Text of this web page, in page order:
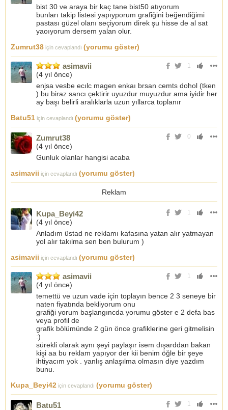
bist 30 ve araya bir kaç tane bist50 atıyorum
bunları takip listesi yapıyporum grafiğini beğendiğimi
pastası güzel olanı seçiyorum direk şu hisse de al sat
yaoıyorum dersem yalan olur.
Zumrut38 için cevaplandı (yorumu göster)
1
asimavii
(4 yıl önce)
enjsa vesbe ecılc magen enkaı brsan cemts dohol (tken
) bu biraz sancı çektirir uyuzdur muyuzdur ama iyidir her
ay başı belirli aralıklarla uzun yıllarca toplanır
Batu51 için cevaplandı (yorumu göster)
0
Zumrut38
(4 yıl önce)
Gunluk olanlar hangisi acaba
asimavii için cevaplandı (yorumu göster)
Reklam
1
Kupa_Beyi42
(4 yıl önce)
Anladım üstad ne reklamı kafasına yatan alır yatmayan
yol alır takılma sen ben bulurum )
asimavii için cevaplandı (yorumu göster)
1
asimavii
(4 yıl önce)
temettü ve uzun vade için toplayın bence 2 3 seneye bir
naten fiyatında bekliyorum onu
grafiği yorum başlangıncda yorumu göster e 2 defa bas
veya profil de
grafik bölümünde 2 gün önce grafiklerine geri gitmelisin
:)
sürekli olarak aynı şeyi paylaşır isem dışarddan bakan
kişi aa bu reklam yapıyor der kii benim öğle bir şeye
ihtiyacım yok . yanlış anlaşılma olmasın diye yazdım
bunu.
Kupa_Beyi42 için cevaplandı (yorumu göster)
1
Batu51